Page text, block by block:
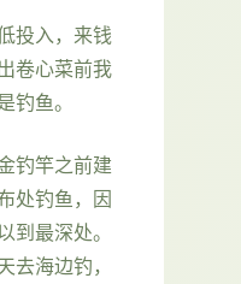
投入，来钱
卷心菜前我
钓鱼。
钓竿之前建
处钓鱼，因
到最深处。
去海边钓，